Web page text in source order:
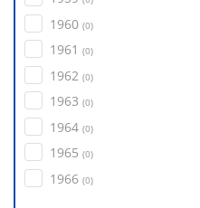
1960 (0)
1961 (0)
1962 (0)
1963 (0)
1964 (0)
1965 (0)
1966 (0)